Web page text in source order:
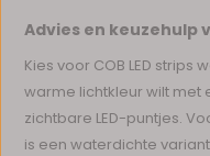
Advies en keuzehulp
Kies voor COB LED
warme lichtkleur wilt met
zichtbare LED-puntjes.
is een waterdichte